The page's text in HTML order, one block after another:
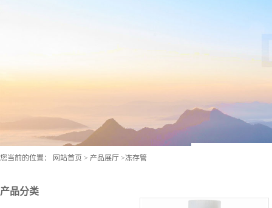
您当前的位置： 网站首页 > 产品展厅 >冻存管
产品分类